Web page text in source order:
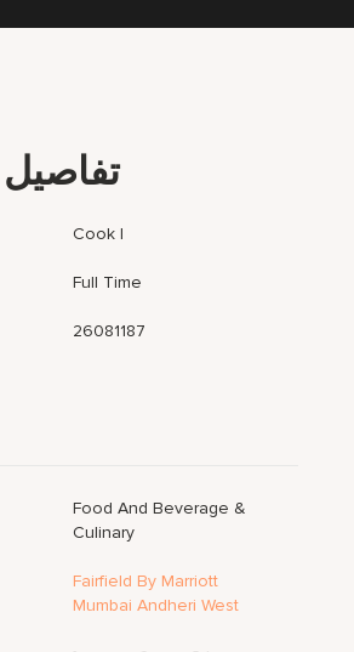
Cook I
Full Time
26081187
Food And Beverage &
Culinary
Fairfield By Marriott
Mumbai Andheri West